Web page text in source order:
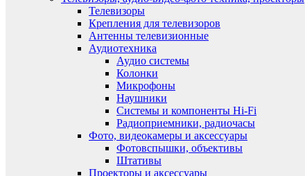
Телевизоры
Крепления для телевизоров
Антенны телевизионные
Аудиотехника
Аудио системы
Колонки
Микрофоны
Наушники
Системы и компоненты Hi-Fi
Радиоприемники, радиочасы
Фото, видеокамеры и аксессуары
Фотовспышки, объективы
Штативы
Проекторы и аксессуары